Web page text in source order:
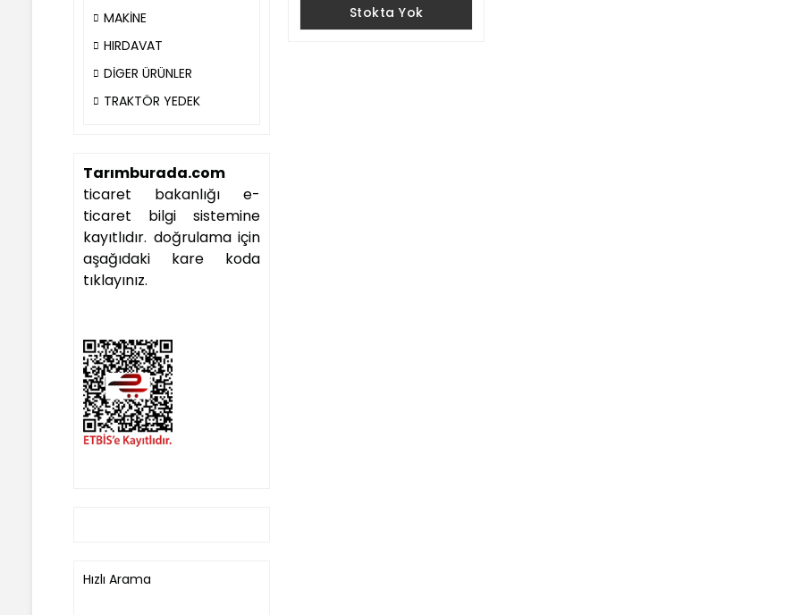
MAKİNE
HIRDAVAT
DİGER ÜRÜNLER
TRAKTÖR YEDEK
Tarımburada.com
ticaret bakanlığı e-
ticaret bilgi sistemine
kayıtlıdır. doğrulama için
aşağıdaki kare koda
tıklayınız.
Hızlı Arama
Stokta Yok